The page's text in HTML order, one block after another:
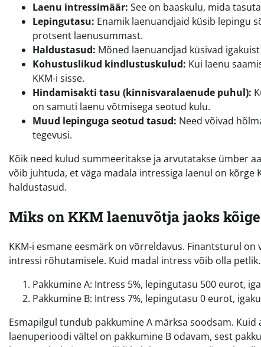
Laenu intressimäär: See on baaskulu, mida
Lepingutasu: Enamik laenuandjaid küsib lepingu
protsent laenusummast.
Haldustasud: Mõned laenuandjad küsivad
Kohustuslikud kindlustuskulud: Kui laenu
KKM-i sisse.
Hindamisakti tasu (kinnisvaralaenude puhul):
on samuti laenu võtmisega seotud kulu.
Muud lepinguga seotud tasud: Need võivad
tegevusi.
Kõik need kulud summeeritakse ja arvutatakse ümber
võib juhtuda, et väga madala intressiga laenul on kõrge
haldustasud.
Miks on KKM laenuvõtja jaoks
KKM-i esmane eesmärk on võrreldavus. Finantsturul
intressi rõhutamisele. Kuid madal intress võib olla
Pakkumine A: Intress 5%, lepingutasu 500 eurot,
Pakkumine B: Intress 7%, lepingutasu 0 eurot,
Esmapilgul tundub pakkumine A märksa soodsam.
laenuperioodi vältel on pakkumine B odavam, sest